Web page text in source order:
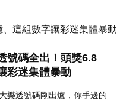
號碼全出！頭獎6.8
彩迷集體暴動
樂透號碼剛出爐，你手邊的